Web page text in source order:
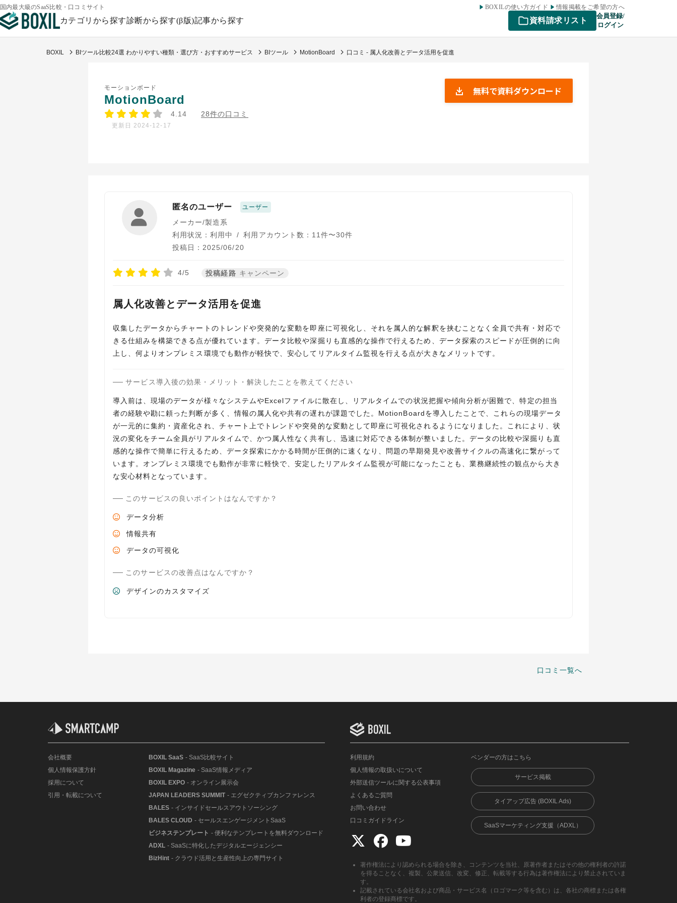
国内最大級のSaaS比較・口コミサイト BOXILの使い方ガイド 情報掲載をご希望の方へ
カテゴリから探す診断から探す(β版)記事から探す 資料請求リスト
会員登録/
ログイン
BOXIL BIツール比較24選 わかりやすい種類・選び方・おすすめサービス BIツール MotionBoard 口コミ - 属人化改善とデータ活用を促進
モーションボード
MotionBoard
4.14 28件の口コミ
更新日 2024-12-17
無料で資料ダウンロード
匿名のユーザー ユーザー
メーカー/製造系
利用状況：利用中
/ 利用アカウント数：11件〜30件
投稿日：2025/06/20
4/5 投稿経路 キャンペーン
属人化改善とデータ活用を促進
収集したデータからチャートのトレンドや突発的な変動を即座に可視化し、それを属人的な解釈を挟むことなく全員で共有・対応で
きる仕組みを構築できる点が優れています。データ比較や深掘りも直感的な操作で行えるため、データ探索のスピードが圧倒的に向
上し、何よりオンプレミス環境でも動作が軽快で、安心してリアルタイム監視を行える点が大きなメリットです。
サービス導入後の効果・メリット・解決したことを教えてください
導入前は、現場のデータが様々なシステムやExcelファイルに散在し、リアルタイムでの状況把握や傾向分析が困難で、特定の担当
者の経験や勘に頼った判断が多く、情報の属人化や共有の遅れが課題でした。MotionBoardを導入したことで、これらの現場データ
が一元的に集約・資産化され、チャート上でトレンドや突発的な変動として即座に可視化されるようになりました。これにより、状
況の変化をチーム全員がリアルタイムで、かつ属人性なく共有し、迅速に対応できる体制が整いました。データの比較や深掘りも直
感的な操作で簡単に行えるため、データ探索にかかる時間が圧倒的に速くなり、問題の早期発見や改善サイクルの高速化に繋がって
います。オンプレミス環境でも動作が非常に軽快で、安定したリアルタイム監視が可能になったことも、業務継続性の観点から大き
な安心材料となっています。
このサービスの良いポイントはなんですか？
データ分析
情報共有
データの可視化
このサービスの改善点はなんですか？
デザインのカスタマイズ
口コミ一覧へ
会社概要
個人情報保護方針
採用について
引用・転載について
BOXIL SaaS - SaaS比較サイト
BOXIL Magazine - SaaS情報メディア
BOXIL EXPO - オンライン展示会
JAPAN LEADERS SUMMIT - エグゼクティブカンファレンス
BALES - インサイドセールスアウトソーシング
BALES CLOUD - セールスエンゲージメントSaaS
ビジネステンプレート - 便利なテンプレートを無料ダウンロード
ADXL - SaaSに特化したデジタルエージェンシー
BizHint - クラウド活用と生産性向上の専門サイト
利用規約
個人情報の取扱いについて
外部送信ツールに関する公表事項
よくあるご質問
お問い合わせ
口コミガイドライン
ベンダーの方はこちら
サービス掲載
タイアップ広告 (BOXIL Ads)
SaaSマーケティング支援（ADXL）
著作権法により認められる場合を除き、コンテンツを当社、原著作者またはその他の権利者の許諾
を得ることなく、複製、公衆送信、改変、修正、転載等する行為は著作権法により禁止されていま
す。
記載されている会社名および商品・サービス名（ロゴマーク等を含む）は、各社の商標または各権
利者の登録商標です。